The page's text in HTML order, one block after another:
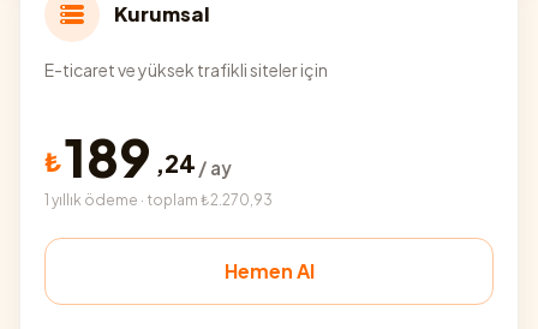
Kurumsal
E-ticaret ve yüksek trafikli siteler için
₺189 ,24 / ay
1 yıllık ödeme · toplam ₺2.270,93
Hemen Al